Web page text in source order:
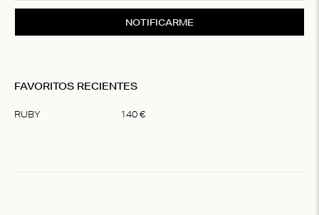
NOTIFICARME
FAVORITOS RECIENTES
RUBY 140 €